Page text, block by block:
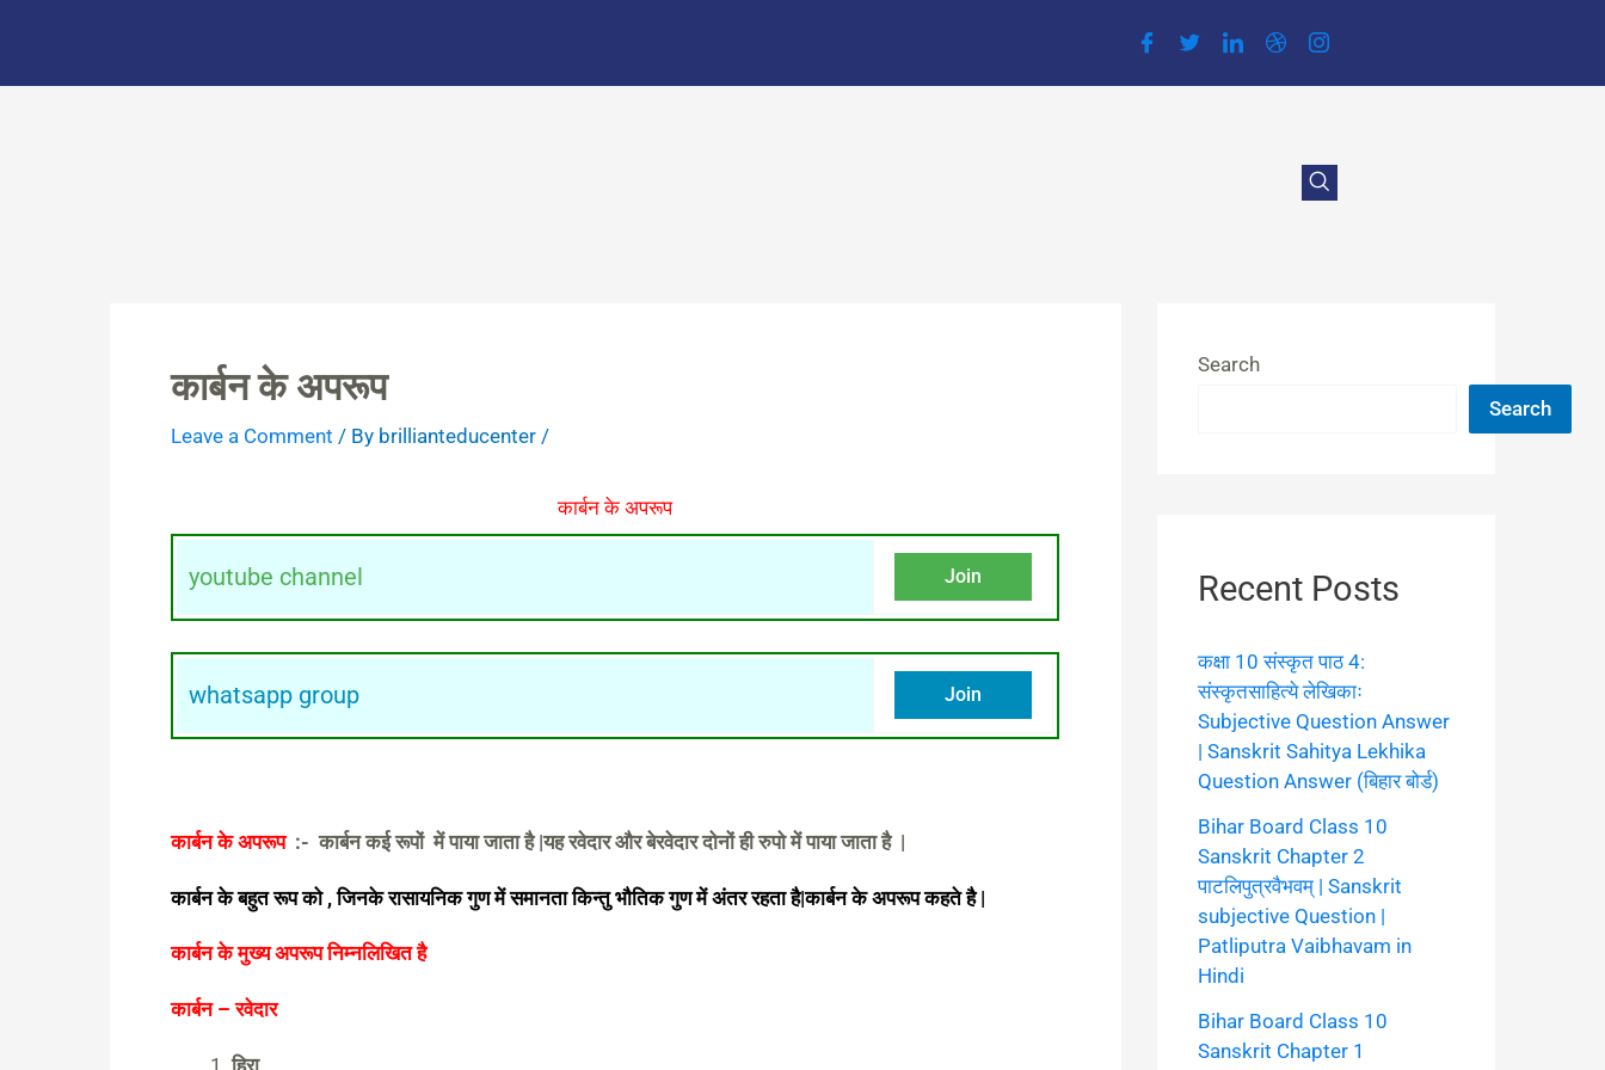
content
कार्बन के अपरूप
Leave a Comment / By brillianteducenter /
कार्बन के अपरूप
youtube channel Join
whatsapp group Join
कार्बन के अपरूप:- कार्बन कई रूपों में पाया जाता है |यह रवेदार और बेरवेदार दोनों ही रुपो में पाया जाता है |
कार्बन के बहुत रूप को , जिनके रासायनिक गुण में समानता किन्तु भौतिक गुण में अंतर रहता है|कार्बन के अपरूप कहते है |
कार्बन के मुख्य अपरूप निम्नलिखित है
कार्बन – रवेदार
हिरा
Search
Search
Recent Posts
कक्षा 10 संस्कृत पाठ 4:
संस्कृतसाहित्ये लेखिकाः
Subjective Question Answer
| Sanskrit Sahitya Lekhika
Question Answer (बिहार बोर्ड)
Bihar Board Class 10
Sanskrit Chapter 2
पाटलिपुत्रवैभवम् | Sanskrit
subjective Question |
Patliputra Vaibhavam in
Hindi
Bihar Board Class 10
Sanskrit Chapter 1